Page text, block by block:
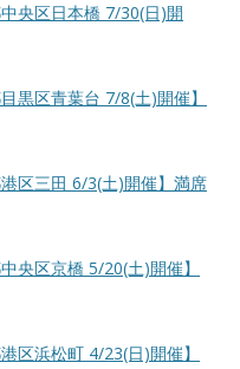
央区日本橋 7/30(日)開
黒区青葉台 7/8(土)開催】
区三田 6/3(土)開催】満席
央区京橋 5/20(土)開催】
区浜松町 4/23(日)開催】